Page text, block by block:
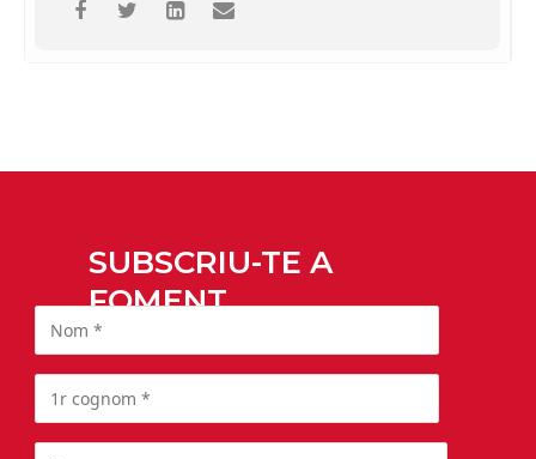
SUBSCRIU-TE A
FOMENT